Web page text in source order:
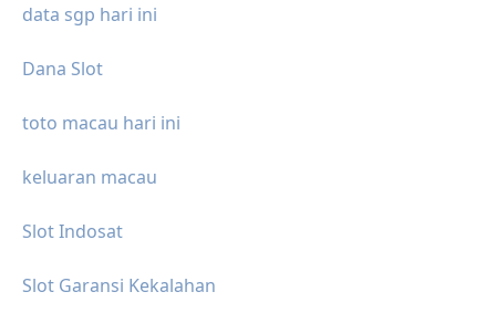
data sgp hari ini
Dana Slot
toto macau hari ini
keluaran macau
Slot Indosat
Slot Garansi Kekalahan